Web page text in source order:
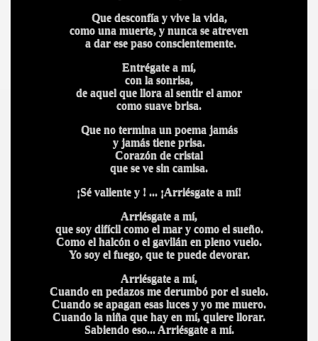
Que desconfía y vive la vida,
como una muerte, y nunca se atreven
a dar ese paso conscientemente.
Entrégate a mí,
con la sonrisa,
de aquel que llora al sentir el amor
como suave brisa.
Que no termina un poema jamás
y jamás tiene prisa.
Corazón de cristal
que se ve sin camisa.
¡Sé valiente y ! ... ¡Arriésgate a mí!
Arriésgate a mí,
que soy difícil como el mar y como el sueño.
Como el halcón o el gavilán en pleno vuelo.
Yo soy el fuego, que te puede devorar.
Arriésgate a mí,
Cuando en pedazos me derumbó por el suelo.
Cuando se apagan esas luces y yo me muero.
Cuando la niña que hay en mí, quiere llorar.
Sabiendo eso... Arriésgate a mí.